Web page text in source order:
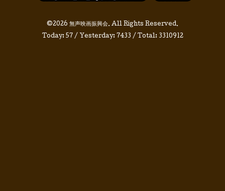
©2026 無声映画振興会. All Rights Reserved.
Today: 57 / Yesterday: 7433 / Total: 3310912